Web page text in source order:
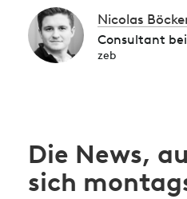
Nicolas
Consultant
zeb
Die News,
sich